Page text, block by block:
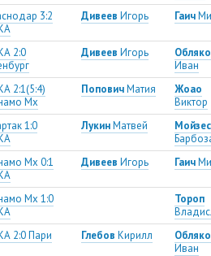
3:2
Дивеев Игорь Гаич
2:0
Дивеев Игорь
Иван
2:1(5:4)
Мх
ПоповичМатия
Жоао
Виктор
1:0
ЛукинМатвей
Мойзес
Мх 0:1
Дивеев Игорь Гаич
Мх 1:0
Тороп
2:0 Пари
Глебов Кирилл
Иван